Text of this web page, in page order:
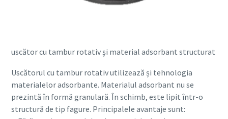
uscător cu tambur rotativ și material adsorbant structurat
Uscătorul cu tambur rotativ utilizează și tehnologia
materialelor adsorbante. Materialul adsorbant nu se
prezintă în formă granulară. În schimb, este lipit într-o
structură de tip fagure. Principalele avantaje sunt: